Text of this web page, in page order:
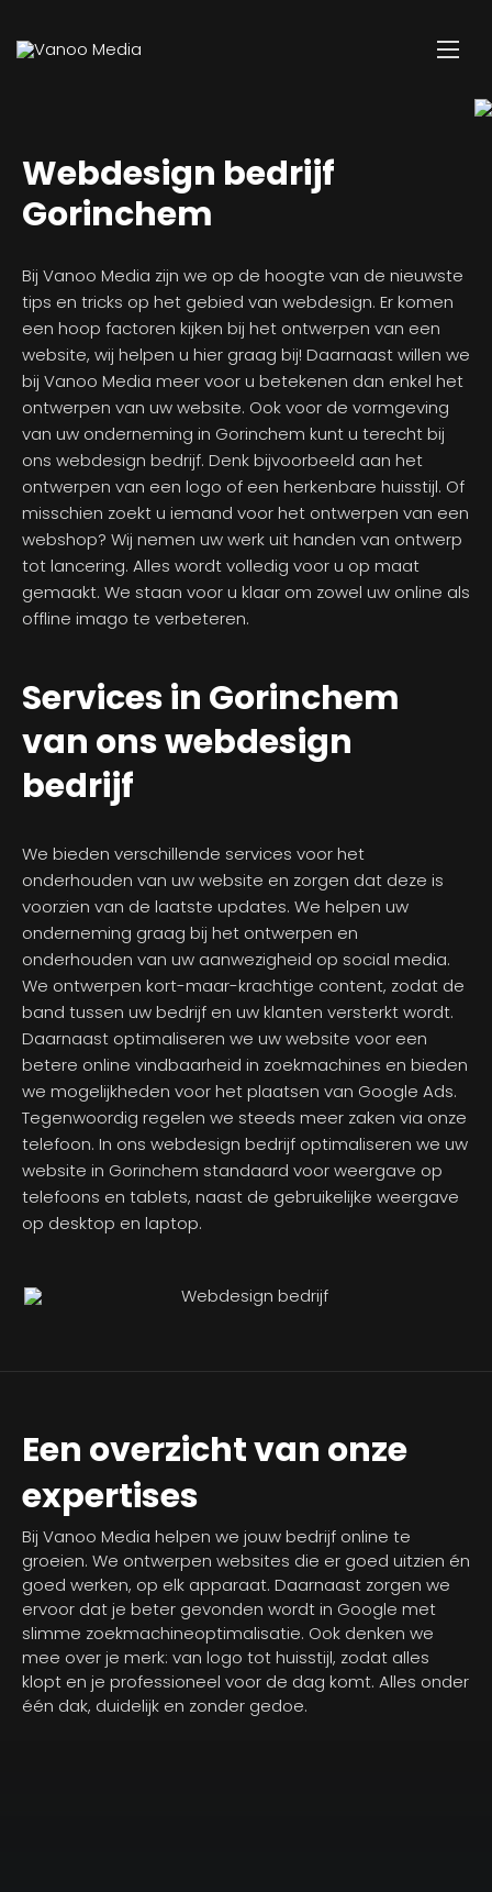
Webdesign bedrijf
Gorinchem
Bij Vanoo Media zijn we op de hoogte van de nieuwste
tips en tricks op het gebied van webdesign. Er komen
een hoop factoren kijken bij het ontwerpen van een
website, wij helpen u hier graag bij! Daarnaast willen we
bij Vanoo Media meer voor u betekenen dan enkel het
ontwerpen van uw website. Ook voor de vormgeving
van uw onderneming in Gorinchem kunt u terecht bij
ons webdesign bedrijf. Denk bijvoorbeeld aan het
ontwerpen van een logo of een herkenbare huisstijl. Of
misschien zoekt u iemand voor het ontwerpen van een
webshop? Wij nemen uw werk uit handen van ontwerp
tot lancering. Alles wordt volledig voor u op maat
gemaakt. We staan voor u klaar om zowel uw online als
offline imago te verbeteren.
Services in Gorinchem
van ons webdesign
bedrijf
We bieden verschillende services voor het
onderhouden van uw website en zorgen dat deze is
voorzien van de laatste updates. We helpen uw
onderneming graag bij het ontwerpen en
onderhouden van uw aanwezigheid op social media.
We ontwerpen kort-maar-krachtige content, zodat de
band tussen uw bedrijf en uw klanten versterkt wordt.
Daarnaast optimaliseren we uw website voor een
betere online vindbaarheid in zoekmachines en bieden
we mogelijkheden voor het plaatsen van Google Ads.
Tegenwoordig regelen we steeds meer zaken via onze
telefoon. In ons webdesign bedrijf optimaliseren we uw
website in Gorinchem standaard voor weergave op
telefoons en tablets, naast de gebruikelijke weergave
op desktop en laptop.
Een overzicht van onze
expertises
Bij Vanoo Media helpen we jouw bedrijf online te
groeien. We ontwerpen websites die er goed uitzien én
goed werken, op elk apparaat. Daarnaast zorgen we
ervoor dat je beter gevonden wordt in Google met
slimme zoekmachineoptimalisatie. Ook denken we
mee over je merk: van logo tot huisstijl, zodat alles
klopt en je professioneel voor de dag komt. Alles onder
één dak, duidelijk en zonder gedoe.